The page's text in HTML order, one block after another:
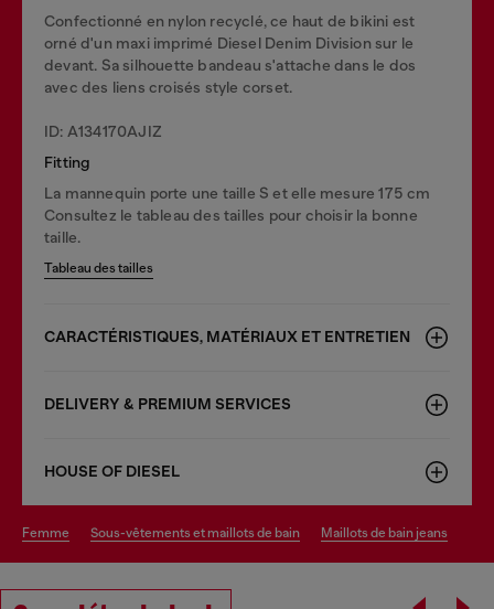
Confectionné en nylon recyclé, ce haut de bikini est
orné d'un maxi imprimé Diesel Denim Division sur le
devant. Sa silhouette bandeau s'attache dans le dos
avec des liens croisés style corset.
ID: A134170AJIZ
Fitting
La mannequin porte une taille S et elle mesure 175 cm
Consultez le tableau des tailles pour choisir la bonne
taille.
Tableau des tailles
CARACTÉRISTIQUES, MATÉRIAUX ET ENTRETIEN
DELIVERY & PREMIUM SERVICES
HOUSE OF DIESEL
femme sous-vêtements et maillots de bain maillots de bain jeans